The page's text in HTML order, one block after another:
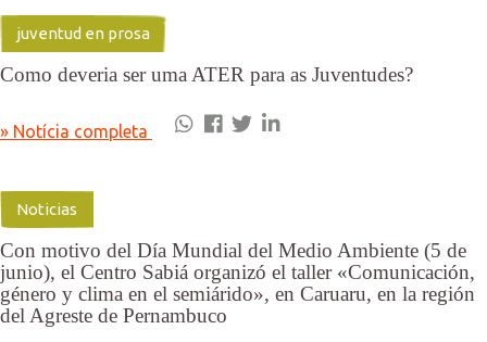
juventud en prosa
Como deveria ser uma ATER para as Juventudes?
» Notícia completa
Noticias
Con motivo del Día Mundial del Medio Ambiente (5 de
junio), el Centro Sabiá organizó el taller «Comunicación,
género y clima en el semiárido», en Caruaru, en la región
del Agreste de Pernambuco